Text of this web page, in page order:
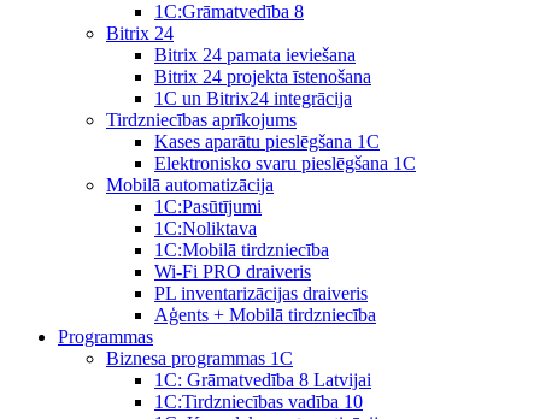
1С:Grāmatvedība 8
Bitrix 24
Bitrix 24 pamata ieviešana
Bitrix 24 projekta īstenošana
1C un Bitrix24 integrācija
Tirdzniecības aprīkojums
Kases aparātu pieslēgšana 1C
Elektronisko svaru pieslēgšana 1C
Mobilā automatizācija
1С:Pasūtījumi
1С:Noliktava
1С:Mobilā tirdzniecība
Wi-Fi PRO draiveris
PL inventarizācijas draiveris
Aģents + Mobilā tirdzniecība
Programmas
Biznesa programmas 1C
1C: Grāmatvedība 8 Latvijai
1C:Tirdzniecības vadība 10